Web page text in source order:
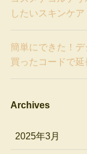
したいスキンケ
簡単にできた！
買ったコードで延
Archives
2025年3月